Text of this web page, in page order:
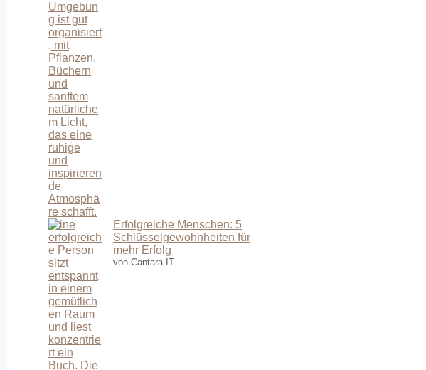
Erfolgreiche Menschen: 5
Schlüsselgewohnheiten für
mehr Erfolg
von Cantara-IT